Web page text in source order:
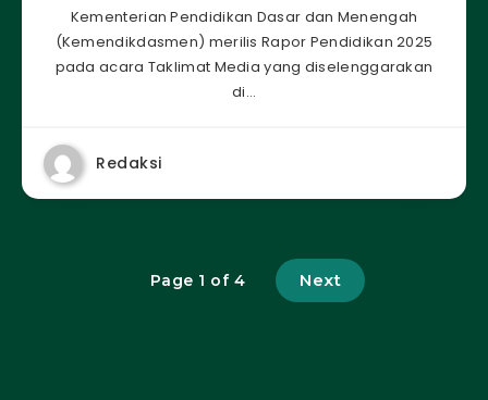
Kementerian Pendidikan Dasar dan Menengah
(Kemendikdasmen) merilis Rapor Pendidikan 2025
pada acara Taklimat Media yang diselenggarakan
di…
Redaksi
Page 1 of 4 Next